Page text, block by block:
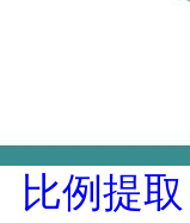
比例提取